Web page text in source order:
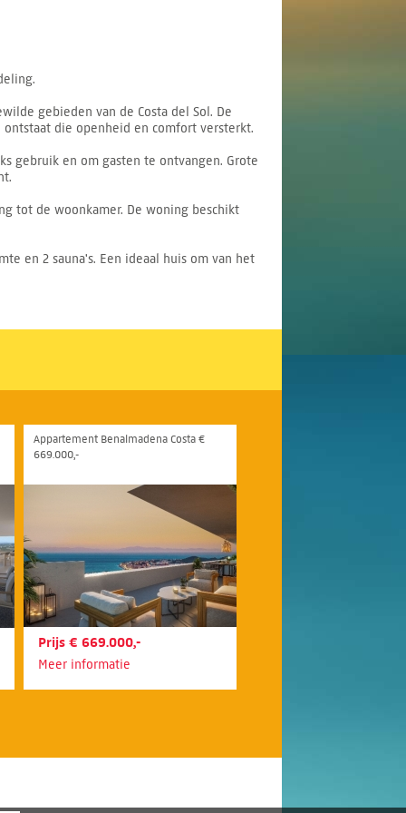
gebieden van de Costa del Sol. De
die openheid en comfort versterkt.
gebruik en om gasten te ontvangen. Grote
tot de woonkamer. De woning beschikt
en 2 sauna's. Een ideaal huis om van het
Appartement Benalmadena Costa €
669.000,-
Prijs € 669.000,-
Meer informatie